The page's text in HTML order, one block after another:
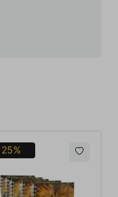
25%